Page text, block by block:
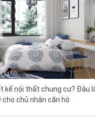
kế nội thất chung cư? Đâu
cho chủ nhân căn hộ